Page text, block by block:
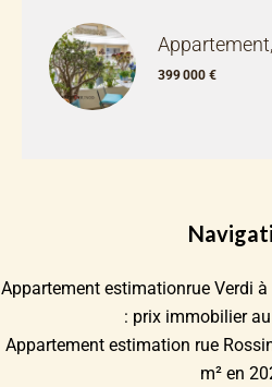
399 000 €
Appartement estimationrue Verdi
: prix immobilier
Appartement estimation rue
m² en